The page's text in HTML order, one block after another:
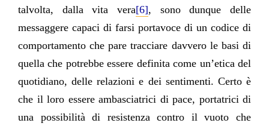
talvolta, dalla vita vera[6], sono dunque delle
messaggere capaci di farsi portavoce di un codice di
comportamento che pare tracciare davvero le basi di
quella che potrebbe essere definita come un’etica del
quotidiano, delle relazioni e dei sentimenti. Certo è
che il loro essere ambasciatrici di pace, portatrici di
una possibilità di resistenza contro il vuoto che